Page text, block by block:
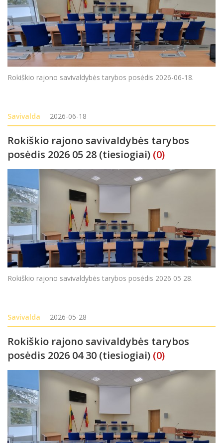
Rokiškio rajono savivaldybės tarybos posėdis 2026-06-18.
Savivalda 2026-06-18
Rokiškio rajono savivaldybės tarybos
posėdis 2026 05 28 (tiesiogiai) (0)
Rokiškio rajono savivaldybės tarybos posėdis 2026 05 28.
Savivalda 2026-05-28
Rokiškio rajono savivaldybės tarybos
posėdis 2026 04 30 (tiesiogiai) (0)